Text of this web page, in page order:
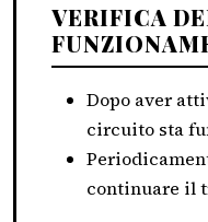
VERIFICA
Dopo aver
circuito sta
continuare il